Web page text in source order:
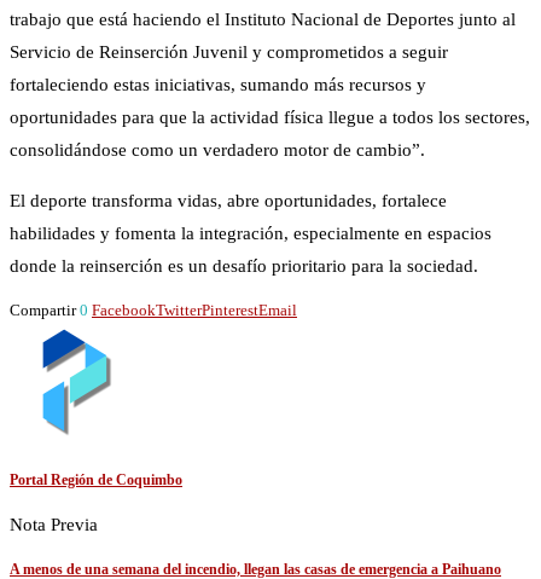
trabajo que está haciendo el Instituto Nacional de Deportes junto al
Servicio de Reinserción Juvenil y comprometidos a seguir
fortaleciendo estas iniciativas, sumando más recursos y
oportunidades para que la actividad física llegue a todos los sectores,
consolidándose como un verdadero motor de cambio”.
El deporte transforma vidas, abre oportunidades, fortalece
habilidades y fomenta la integración, especialmente en espacios
donde la reinserción es un desafío prioritario para la sociedad.
Compartir 0 FacebookTwitterPinterestEmail
Portal Región de Coquimbo
Nota Previa
A menos de una semana del incendio, llegan las casas de emergencia a Paihuano